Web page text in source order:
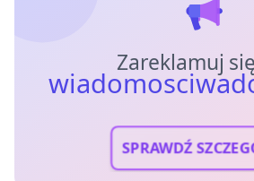
Zareklamuj
SPRAWDŹ